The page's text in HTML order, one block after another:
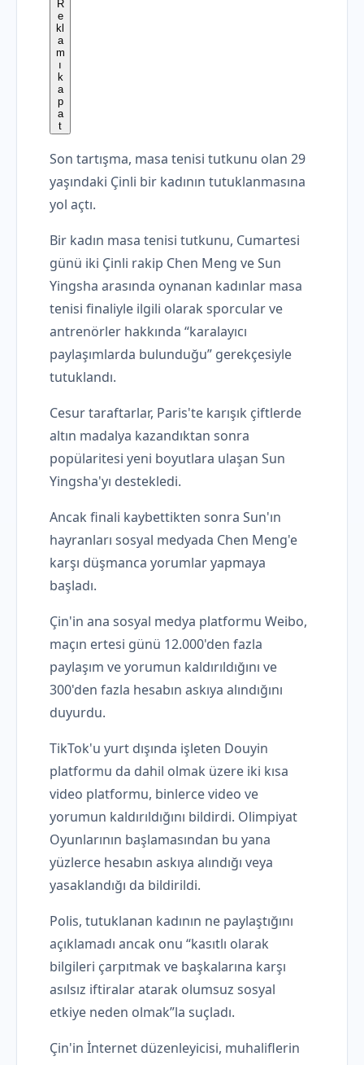
Son tartışma, masa tenisi tutkunu olan 29
yaşındaki Çinli bir kadının tutuklanmasına
yol açtı.
Bir kadın masa tenisi tutkunu, Cumartesi
günü iki Çinli rakip Chen Meng ve Sun
Yingsha arasında oynanan kadınlar masa
tenisi finaliyle ilgili olarak sporcular ve
antrenörler hakkında “karalayıcı
paylaşımlarda bulunduğu” gerekçesiyle
tutuklandı.
Cesur taraftarlar, Paris'te karışık çiftlerde
altın madalya kazandıktan sonra
popülaritesi yeni boyutlara ulaşan Sun
Yingsha'yı destekledi.
Ancak finali kaybettikten sonra Sun'ın
hayranları sosyal medyada Chen Meng'e
karşı düşmanca yorumlar yapmaya
başladı.
Çin'in ana sosyal medya platformu Weibo,
maçın ertesi günü 12.000'den fazla
paylaşım ve yorumun kaldırıldığını ve
300'den fazla hesabın askıya alındığını
duyurdu.
TikTok'u yurt dışında işleten Douyin
platformu da dahil olmak üzere iki kısa
video platformu, binlerce video ve
yorumun kaldırıldığını bildirdi. Olimpiyat
Oyunlarının başlamasından bu yana
yüzlerce hesabın askıya alındığı veya
yasaklandığı da bildirildi.
Polis, tutuklanan kadının ne paylaştığını
açıklamadı ancak onu “kasıtlı olarak
bilgileri çarpıtmak ve başkalarına karşı
asılsız iftiralar atarak olumsuz sosyal
etkiye neden olmak”la suçladı.
Çin'in İnternet düzenleyicisi, muhaliflerin